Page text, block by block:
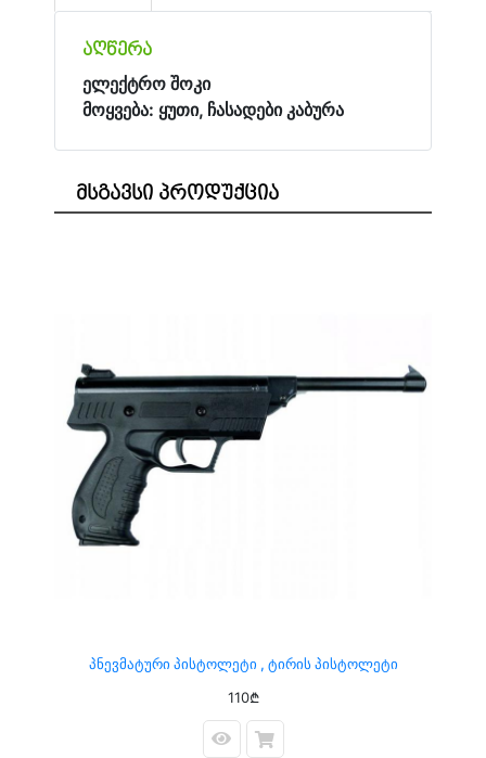
აღწერა
ელექტრო შოკი
მოყვება: ყუთი, ჩასადები კაბურა
მსგავსი პროდუქცია
Პნევმატური Პისტოლეტი , Ტირის Პისტოლეტი
110₾